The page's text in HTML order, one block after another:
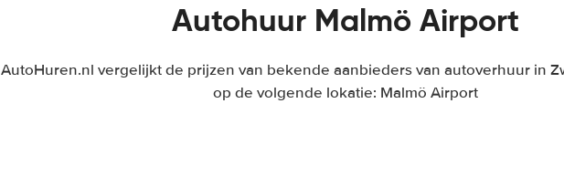
Autohuur Malmö Airport
AutoHuren.nl vergelijkt de prijzen van bekende aanbieders van autoverhuur in
op de volgende lokatie: Malmö Airport